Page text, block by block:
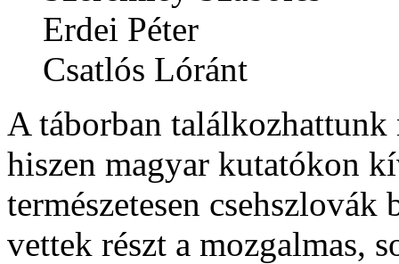
Erdei Péter
Csatlós Lóránt
A táborban
hiszen magyar kutatókon
természetesen csehszlovák
vettek részt a mozgalmas,